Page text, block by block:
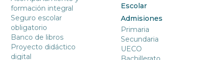
formación integral
Seguro escolar
obligatorio
Banco de libros
Proyecto didáctico
digital
Escolar
Admisiones
Primaria
Secundaria
UECO